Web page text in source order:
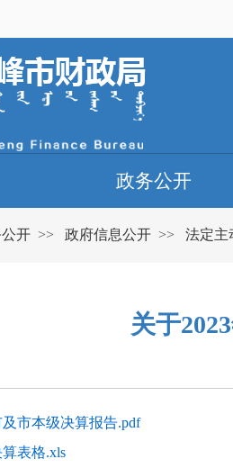
政务公开
开 >> 政府信息公开 >> 法定主
关于
及市本级决算报告.pdf
表格.xls